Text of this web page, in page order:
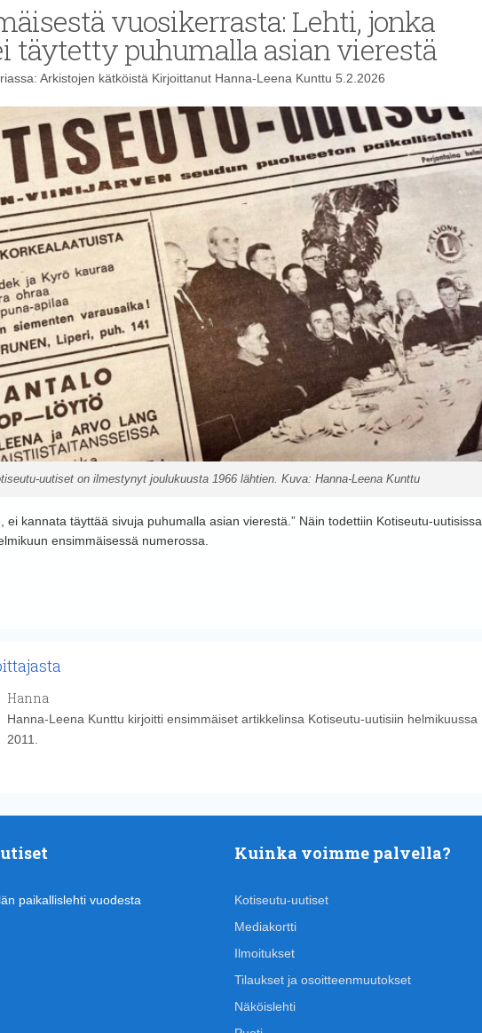
vuosikerrasta: Lehti, jonka
täytetty puhumalla asian vierestä
Arkistojen kätköistä Kirjoittanut Hanna-Leena Kunttu 5.2.2026
uutiset on ilmestynyt joulukuusta 1966 lähtien. Kuva: Hanna-Leena Kunttu
ei kannata täyttää sivuja puhumalla asian vierestä.” Näin todettiin Kotiseutu-uutisissa
ensimmäisessä numerossa.
Hanna
Hanna-Leena Kunttu kirjoitti ensimmäiset artikkelinsa Kotiseutu-uutisiin helmikuussa
2011.
paikallislehti vuodesta
Kuinka voimme palvella?
Kotiseutu-uutiset
Mediakortti
Ilmoitukset
Tilaukset ja osoitteenmuutokset
Näköislehti